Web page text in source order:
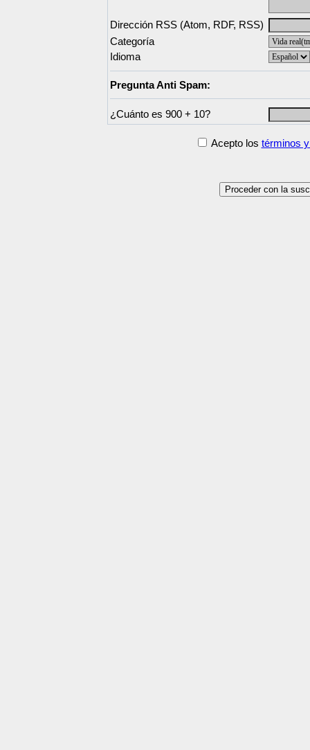
Dirección RSS (Atom, RDF, RSS)
Categoría
Idioma
Pregunta Anti Spam:
¿Cuánto es 900 + 10?
Acepto los términos